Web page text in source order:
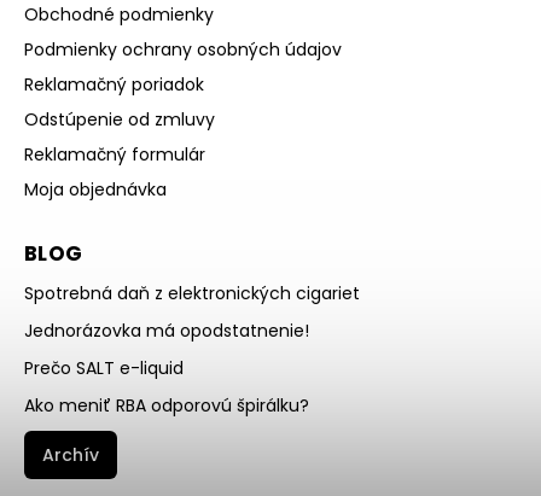
Obchodné podmienky
Podmienky ochrany osobných údajov
Reklamačný poriadok
Odstúpenie od zmluvy
Reklamačný formulár
Moja objednávka
BLOG
Spotrebná daň z elektronických cigariet
Jednorázovka má opodstatnenie!
Prečo SALT e-liquid
Ako meniť RBA odporovú špirálku?
Archív